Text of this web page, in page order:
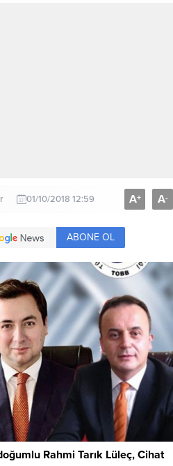
01/10/2018 12:59 A+ A-
ABONE OL
Rahmi Tarık Lüleç, Cihat